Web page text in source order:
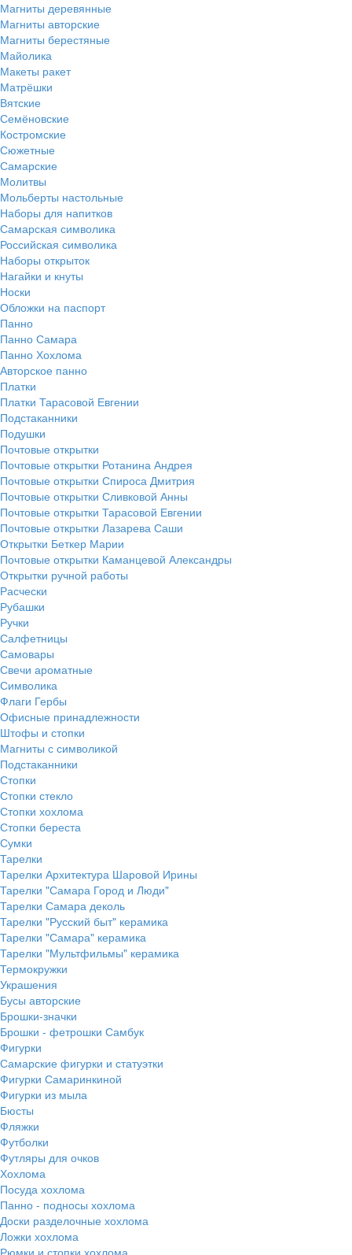
Магниты деревянные
Магниты авторские
Магниты берестяные
Майолика
Макеты ракет
Матрёшки
Вятские
Семёновские
Костромские
Сюжетные
Самарские
Молитвы
Мольберты настольные
Наборы для напитков
Самарская символика
Российская символика
Наборы открыток
Нагайки и кнуты
Носки
Обложки на паспорт
Панно
Панно Самара
Панно Хохлома
Авторское панно
Платки
Платки Тарасовой Евгении
Подстаканники
Подушки
Почтовые открытки
Почтовые открытки Ротанина Андрея
Почтовые открытки Спироса Дмитрия
Почтовые открытки Сливковой Анны
Почтовые открытки Тарасовой Евгении
Почтовые открытки Лазарева Саши
Открытки Беткер Марии
Почтовые открытки Каманцевой Александры
Открытки ручной работы
Расчески
Рубашки
Ручки
Салфетницы
Самовары
Свечи ароматные
Символика
Флаги Гербы
Офисные принадлежности
Штофы и стопки
Магниты с символикой
Подстаканники
Стопки
Стопки стекло
Стопки хохлома
Стопки береста
Сумки
Тарелки
Тарелки Архитектура Шаровой Ирины
Тарелки "Самара Город и Люди"
Тарелки Самара деколь
Тарелки "Русский быт" керамика
Тарелки "Самара" керамика
Тарелки "Мультфильмы" керамика
Термокружки
Украшения
Бусы авторские
Брошки-значки
Брошки - фетрошки Самбук
Фигурки
Самарские фигурки и статуэтки
Фигурки Самаринкиной
Фигурки из мыла
Бюсты
Фляжки
Футболки
Футляры для очков
Хохлома
Посуда хохлома
Панно - подносы хохлома
Доски разделочные хохлома
Ложки хохлома
Рюмки и стопки хохлома